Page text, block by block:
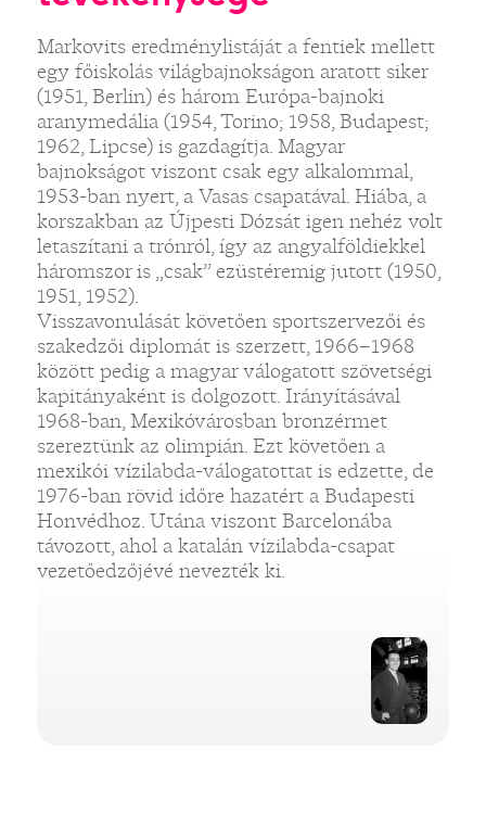
Markovits eredménylistáját a fentiek mellett
egy főiskolás világbajnokságon aratott siker
(1951, Berlin) és három Európa-bajnoki
aranymedália (1954, Torino; 1958, Budapest;
1962, Lipcse) is gazdagítja. Magyar
bajnokságot viszont csak egy alkalommal,
1953-ban nyert, a Vasas csapatával. Hiába, a
korszakban az Újpesti Dózsát igen nehéz volt
letaszítani a trónról, így az angyalföldiekkel
háromszor is „csak” ezüstéremig jutott (1950,
1951, 1952).
Visszavonulását követően sportszervezői és
szakedzői diplomát is szerzett, 1966–1968
között pedig a magyar válogatott szövetségi
kapitányaként is dolgozott. Irányításával
1968-ban, Mexikóvárosban bronzérmet
szereztünk az olimpián. Ezt követően a
mexikói vízilabda-válogatottat is edzette, de
1976-ban rövid időre hazatért a Budapesti
Honvédhoz. Utána viszont Barcelonába
távozott, ahol a katalán vízilabda-csapat
vezetőedzőjévé nevezték ki.